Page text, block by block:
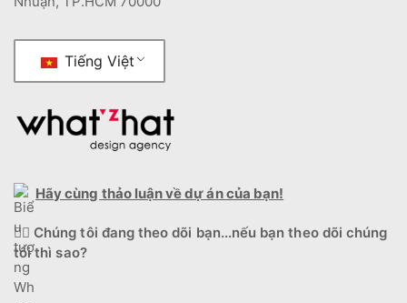
Tiếng Việt
Hãy cùng thảo luận về dự án của bạn!
🕵️‍♂️ Chúng tôi đang theo dõi bạn...nếu bạn theo dõi chúng
tôi thì sao?